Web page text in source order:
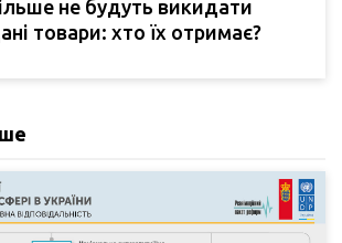
не будуть викидати
товари: хто їх отримає?